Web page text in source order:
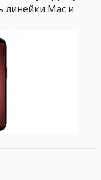
линейки Mac и